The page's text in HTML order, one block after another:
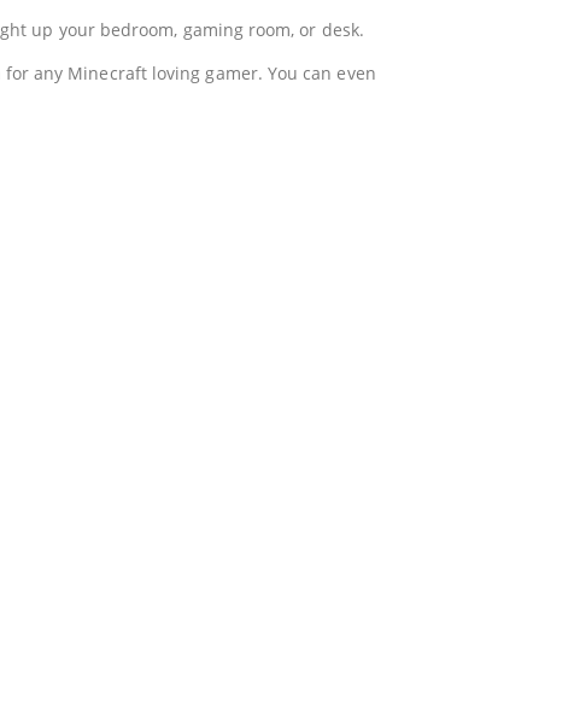
up your bedroom, gaming room, or desk.
any Minecraft loving gamer. You can even